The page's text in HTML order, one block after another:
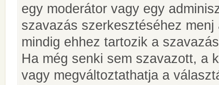
egy moderátor vagy egy
szavazás szerkesztéséhez
mindig ehhez tartozik a
Ha még senki sem szavazott, a
vagy megváltoztathatja a